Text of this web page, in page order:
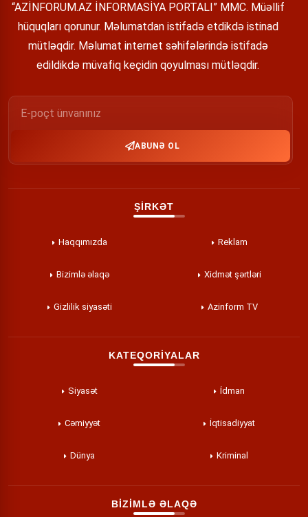
“AZİNFORUM.AZ İNFORMASİYA PORTALI” MMC. Müəllif
hüquqları qorunur. Məlumatdan istifadə etdikdə istinad
mütləqdir. Məlumat internet səhifələrində istifadə
edildikdə müvafiq keçidin qoyulması mütləqdir.
ABUNƏ OL
ŞİRKƏT
Haqqımızda Reklam
Bizimlə əlaqə Xidmət şərtləri
Gizlilik siyasəti Azinform TV
KATEQORİYALAR
Siyasət İdman
Cəmiyyət İqtisadiyyat
Dünya Kriminal
BİZİMLƏ ƏLAQƏ